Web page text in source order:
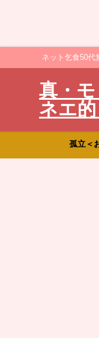
ネット乞食50代
真・
ネエ
孤立＜